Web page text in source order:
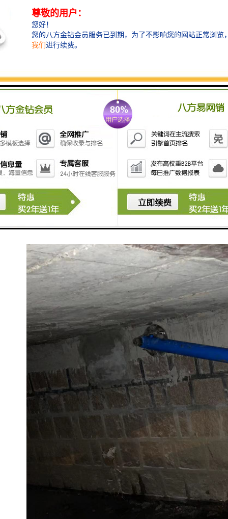
液动限流闸门可安装在上游或下游。液动限流闸门作为
一个集成系统，可安装在管道口，渠道的任何位置，应
用范围广，经济有效。液动限流闸门是根据配置的液位
计和雨量传感器探测的数据进行启动与关闭的。当整体
的设备安装完成后，我们会设置液位值和雨量值，一旦
位或者雨量低于设定的数值，闸门执行关闭动作。